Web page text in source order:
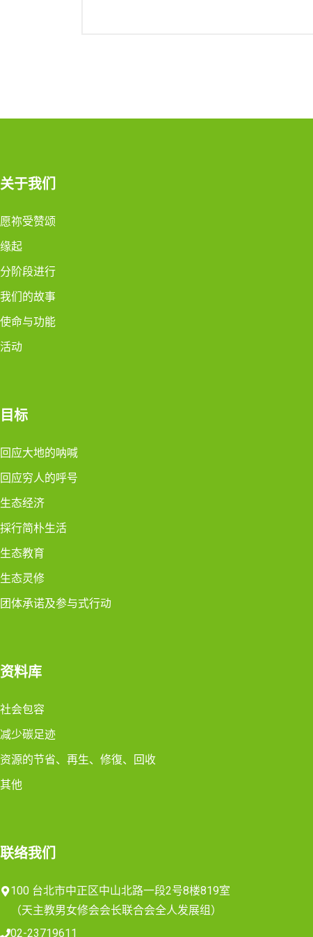
关于我们
愿祢受赞颂
缘起
分阶段进行
我们的故事
使命与功能
活动
目标
回应大地的呐喊
回应穷人的呼号
生态经济
採行简朴生活
生态教育
生态灵修
团体承诺及参与式行动
资料库
社会包容
减少碳足迹
资源的节省、再生、修復、回收
其他
联络我们
100 台北市中正区中山北路一段2号8楼819室
（天主教男女修会会长联合会全人发展组）
02-23719611